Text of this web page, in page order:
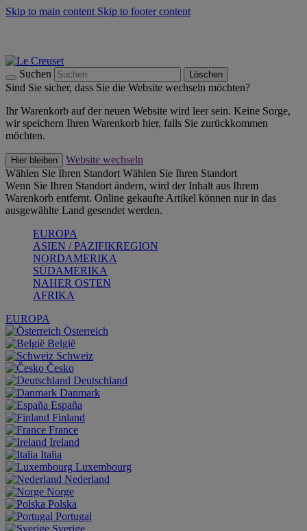
Skip to main content Skip to footer content
Suchen Löschen
Sind Sie sicher, dass Sie die Website wechseln möchten?
Ihr Warenkorb auf der neuen Website wird leer sein. Keine Sorge,
wir speichern Ihren Warenkorb hier, falls Sie zurückkommen
möchten.
Hier bleiben
Website wechseln
Wählen Sie Ihren Standort Wählen Sie Ihren Standort
Wenn Sie Ihren Standort ändern, wird der Inhalt aus Ihrem
Warenkorb entfernt. Online gekaufte Artikel können nur in das
ausgewählte Land gesendet werden.
EUROPA
ASIEN / PAZIFIKREGION
NORDAMERIKA
SÜDAMERIKA
NAHER OSTEN
AFRIKA
EUROPA
Österreich
België
Schweiz
Česko
Deutschland
Danmark
España
Finland
France
Ireland
Italia
Luxembourg
Nederland
Norge
Polska
Portugal
Sverige